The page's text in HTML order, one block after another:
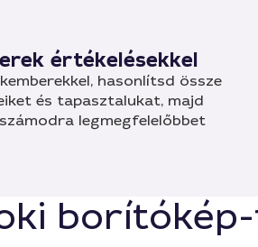
értékelésekkel
hasonlítsd össze
és tapasztalukat, majd
legmegfelelőbbet